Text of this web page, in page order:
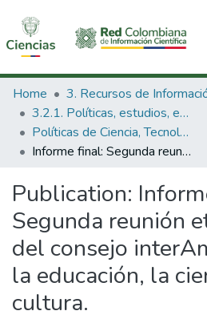
Communities & Collections
All of DSpace
Statistics
Home
3.2.1. Políticas, estudios, evaluaciones e indicadores de CTeI
Políticas de Ciencia, Tecnología e Innovación
Informe final: Segunda reunión etraordinaria del consejo interAméricano para la educación, la ciencia y la cultura.
Publication:
Segunda reunión
del consejo
la educación, la
cultura.